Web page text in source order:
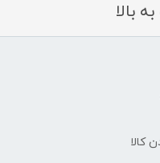
بالا
کالا